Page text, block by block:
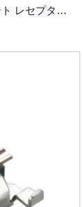
防水 USB タイプ C トップマウント レセプタクル 24 ピン DIP+SMT はんだタイプ、USB C メス コネクタ